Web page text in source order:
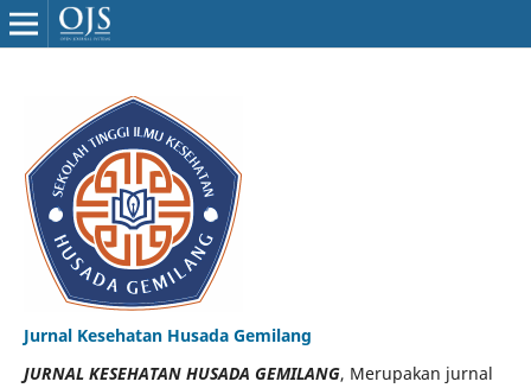
Jurnal Kesehatan Husada Gemilang
JURNAL KESEHATAN HUSADA GEMILANG, Merupakan jurnal